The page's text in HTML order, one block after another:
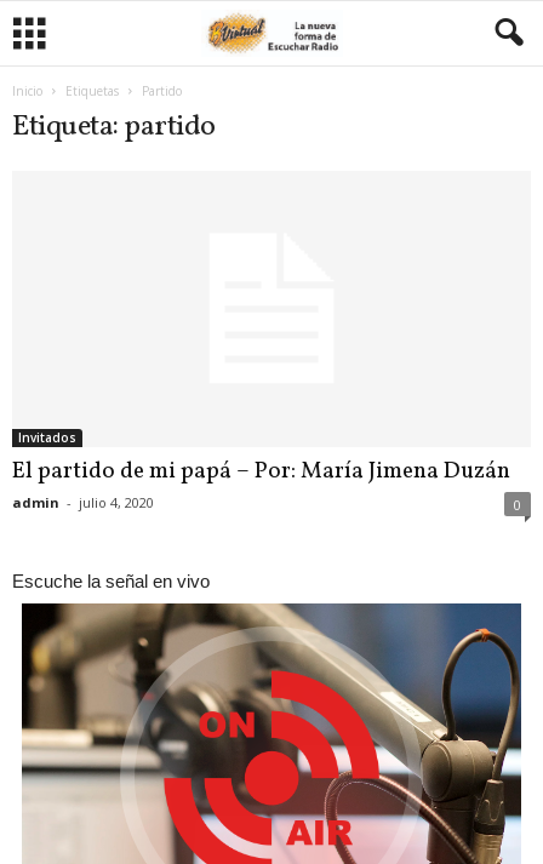
Inicio Etiquetas Partido
Etiqueta: partido
Invitados
El partido de mi papá – Por: María Jimena Duzán
admin - julio 4, 2020 0
Escuche la señal en vivo